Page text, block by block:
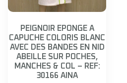
PEIGNOIR EPONGE A
CAPUCHE COLORIS BLANC
AVEC DES BANDES EN NID
ABEILLE SUR POCHES,
MANCHES & COL – REF:
30166 AINA